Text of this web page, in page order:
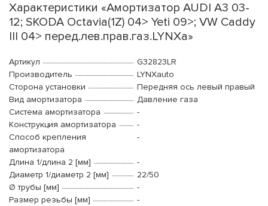
Характеристики «Амортизатор AUDI A3 03-
12; SKODA Octavia(1Z) 04> Yeti 09>; VW Caddy
III 04> перед.лев.прав.газ.LYNXa»
Артикул
G32823LR
Производитель
LYNXauto
Сторона установки
Передняя ось левый правый
Вид амортизатора
Давление газа
Система амортизатора
-
Конструкция амортизатора
-
Способ крепления
амортизатора
-
Длина 1/длина 2 [мм]
-
Диаметр 1/диаметр 2 [мм]
22/50
Ø трубы [мм]
-
Размер резьбы [мм]
-